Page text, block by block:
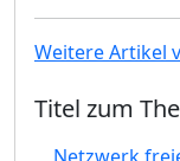
Weitere Artikel
Titel zum